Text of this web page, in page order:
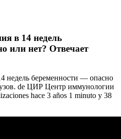
в 14 недель
или нет? Отвечает
недель беременности — опасно
de ЦИР Центр иммунологии
hace 3 años 1 minuto y 38